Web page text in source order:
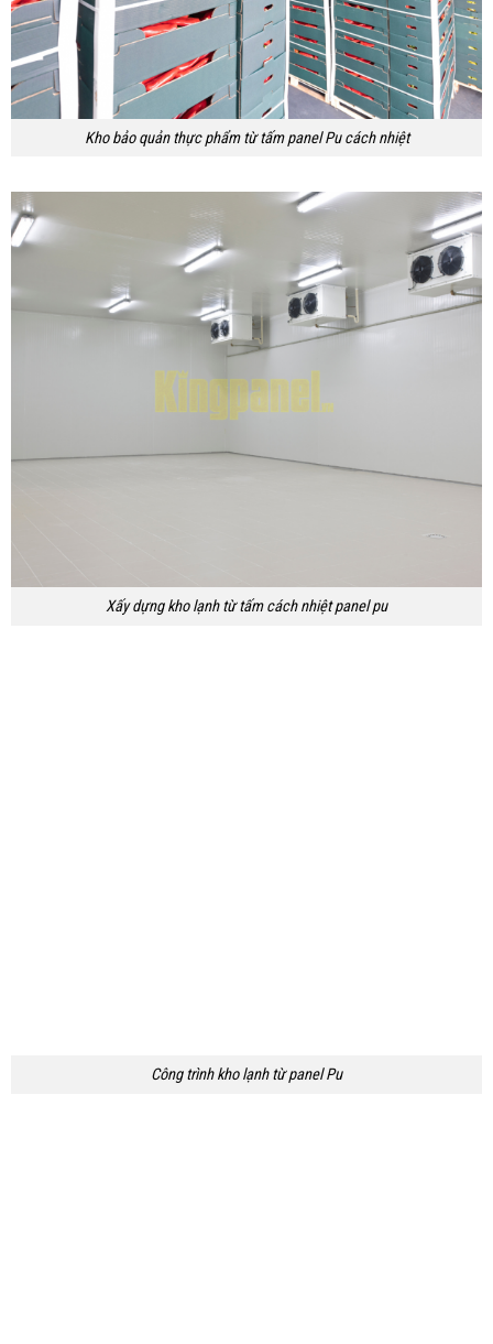
Kho bảo quản thực phẩm từ tấm panel Pu cách nhiệt
Xấy dựng kho lạnh từ tấm cách nhiệt panel pu
Công trình kho lạnh từ panel Pu